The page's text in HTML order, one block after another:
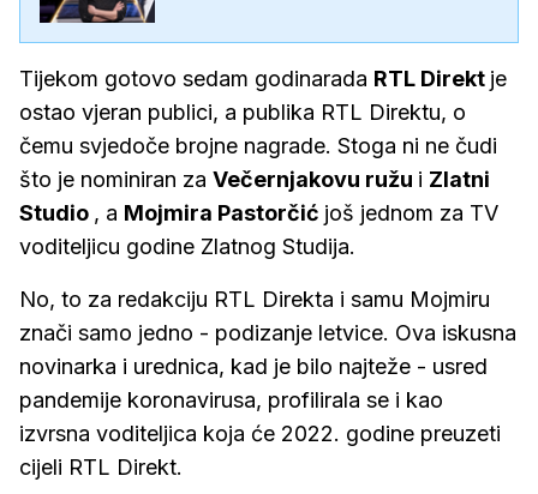
Tijekom gotovo sedam godinarada RTL Direkt je
ostao vjeran publici, a publika RTL Direktu, o
čemu svjedoče brojne nagrade. Stoga ni ne čudi
što je nominiran za Večernjakovu ružu i Zlatni
Studio , a Mojmira Pastorčić još jednom za TV
voditeljicu godine Zlatnog Studija.
No, to za redakciju RTL Direkta i samu Mojmiru
znači samo jedno - podizanje letvice. Ova iskusna
novinarka i urednica, kad je bilo najteže - usred
pandemije koronavirusa, profilirala se i kao
izvrsna voditeljica koja će 2022. godine preuzeti
cijeli RTL Direkt.